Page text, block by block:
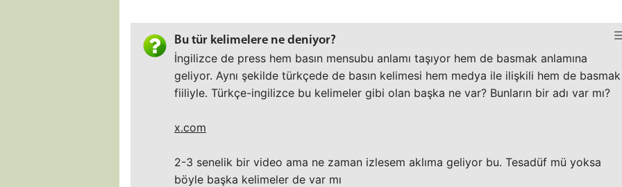
Bu tür kelimelere ne deniyor?
İngilizce de press hem basın mensubu anlamı taşıyor hem de basmak anlamına
geliyor. Aynı şekilde türkçede de basın kelimesi hem medya ile ilişkili hem de basmak
fiiliyle. Türkçe-ingilizce bu kelimeler gibi olan başka ne var? Bunların bir adı var mı?
x.com
2-3 senelik bir video ama ne zaman izlesem aklıma geliyor bu. Tesadüf mü yoksa
böyle başka kelimeler de var mı